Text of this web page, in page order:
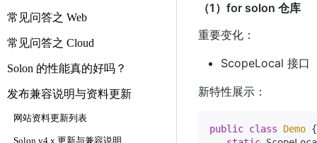
常见问答之 Web
常见问答之 Cloud
Solon 的性能真的好吗？
发布兼容说明与资料更新
网站资料更新列表
Solon v4.x 更新与兼容说明
（1）for solon 仓库
重要变化：
ScopeLocal 接口
新特性展示：
public class Demo {